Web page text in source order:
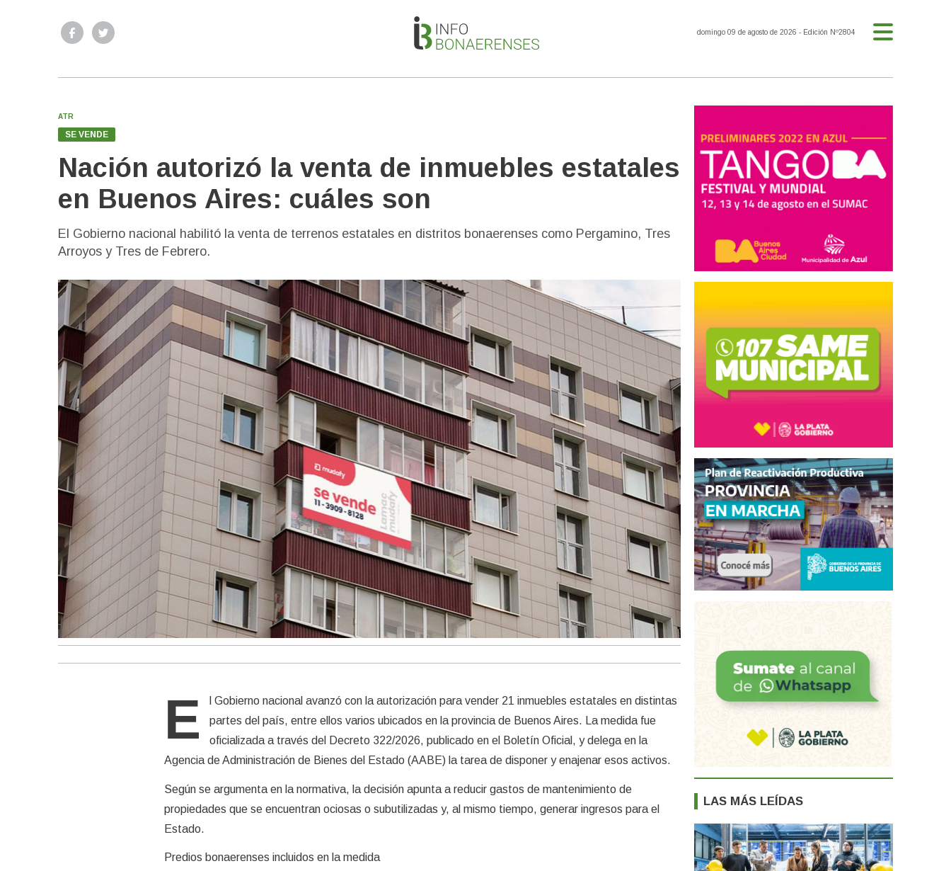
domingo 09 de agosto de 2026 - Edición Nº2804
ATR
SE VENDE
Nación autorizó la venta de inmuebles estatales
en Buenos Aires: cuáles son
El Gobierno nacional habilitó la venta de terrenos estatales en distritos bonaerenses como Pergamino, Tres
Arroyos y Tres de Febrero.
E
l Gobierno nacional avanzó con la autorización para vender 21 inmuebles estatales en distintas
partes del país, entre ellos varios ubicados en la provincia de Buenos Aires. La medida fue
oficializada a través del Decreto 322/2026, publicado en el Boletín Oficial, y delega en la
Agencia de Administración de Bienes del Estado (AABE) la tarea de disponer y enajenar esos activos.
Según se argumenta en la normativa, la decisión apunta a reducir gastos de mantenimiento de
propiedades que se encuentran ociosas o subutilizadas y, al mismo tiempo, generar ingresos para el
Estado.
Predios bonaerenses incluidos en la medida
LAS MÁS LEÍDAS